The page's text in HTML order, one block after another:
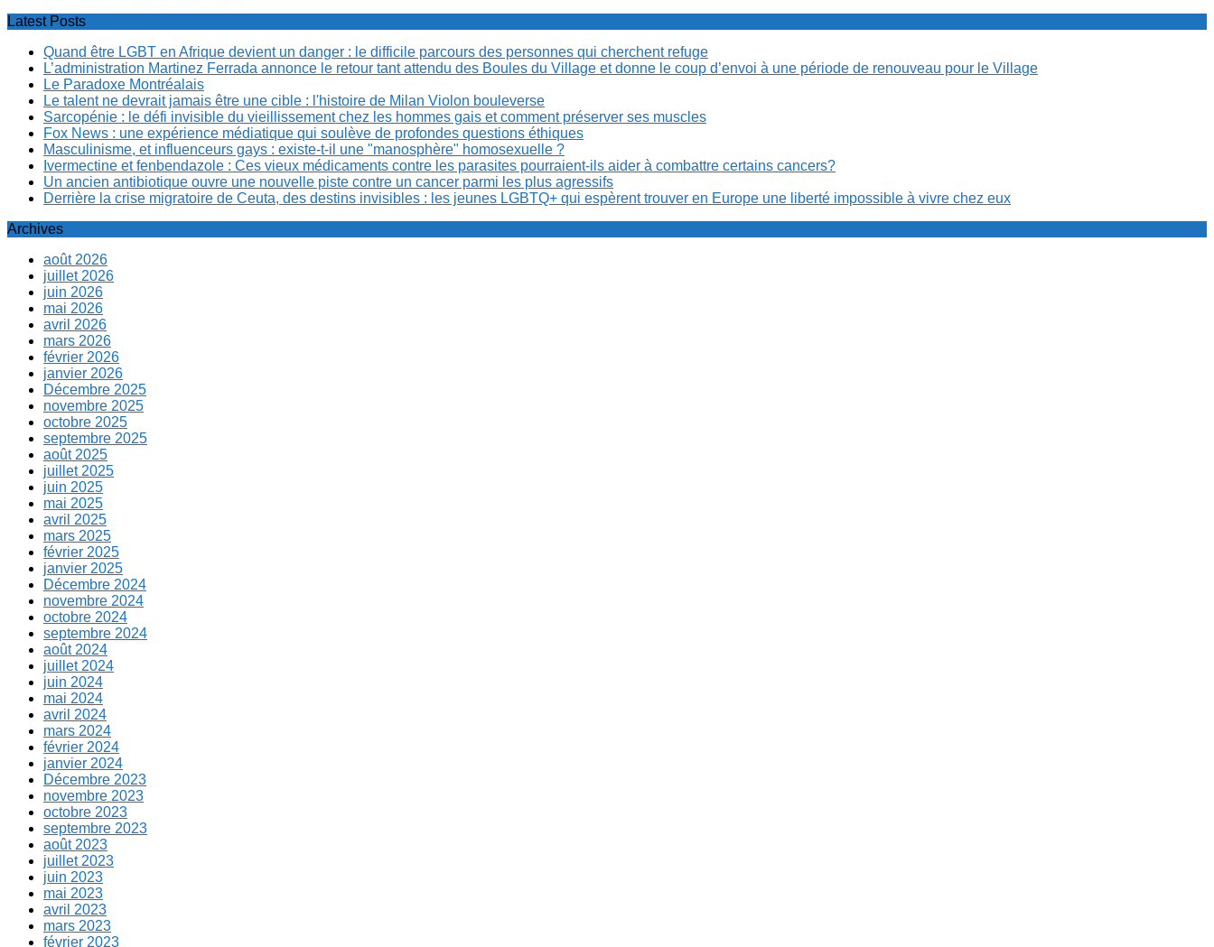
Latest Posts
Quand être LGBT en Afrique devient un danger : le difficile parcours des personnes qui cherchent refuge
L’administration Martinez Ferrada annonce le retour tant attendu des Boules du Village et donne le coup d’envoi à une période de renouveau pour le Village
Le Paradoxe Montréalais
Le talent ne devrait jamais être une cible : l'histoire de Milan Violon bouleverse
Sarcopénie : le défi invisible du vieillissement chez les hommes gais et comment préserver ses muscles
Fox News : une expérience médiatique qui soulève de profondes questions éthiques
Masculinisme, et influenceurs gays : existe-t-il une "manosphère" homosexuelle ?
Ivermectine et fenbendazole : Ces vieux médicaments contre les parasites pourraient-ils aider à combattre certains cancers?
Un ancien antibiotique ouvre une nouvelle piste contre un cancer parmi les plus agressifs
Derrière la crise migratoire de Ceuta, des destins invisibles : les jeunes LGBTQ+ qui espèrent trouver en Europe une liberté impossible à vivre chez eux
Archives
août 2026
juillet 2026
juin 2026
mai 2026
avril 2026
mars 2026
février 2026
janvier 2026
Décembre 2025
novembre 2025
octobre 2025
septembre 2025
août 2025
juillet 2025
juin 2025
mai 2025
avril 2025
mars 2025
février 2025
janvier 2025
Décembre 2024
novembre 2024
octobre 2024
septembre 2024
août 2024
juillet 2024
juin 2024
mai 2024
avril 2024
mars 2024
février 2024
janvier 2024
Décembre 2023
novembre 2023
octobre 2023
septembre 2023
août 2023
juillet 2023
juin 2023
mai 2023
avril 2023
mars 2023
février 2023